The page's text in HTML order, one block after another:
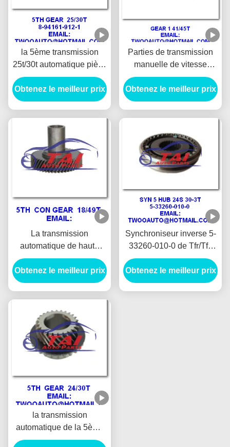
la 5ème transmission
25t/30t automatique pièce
pour la panthère de
collecte d'Isuzu 4ja1 87"
90" la représentation 8-
Obtenez le meilleur prix
Parties de transmission
manuelle de vitesse
d'Isuzu panthère Tfr 90"
de collecte de 41/45t 4ja1
Obtenez le meilleur prix
La transmission
automatique de haute
performance partie
18s/49t pour la nouvelle
Tfr collecte d'Isuzu
Obtenez le meilleur prix
Synchroniseur inverse 5-
33260-010-0 de Tfr/Tfs
5ème véritable pour la
collecte d'Isuzu 4ja1
Obtenez le meilleur prix
la transmission
automatique de la 5ème
vitesse partie 24t/30t pour